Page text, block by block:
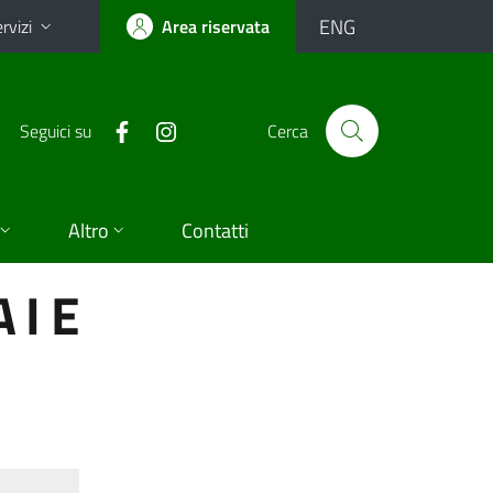
Area riservata ENG
Seguici su Cerca
Altro Contatti
I E